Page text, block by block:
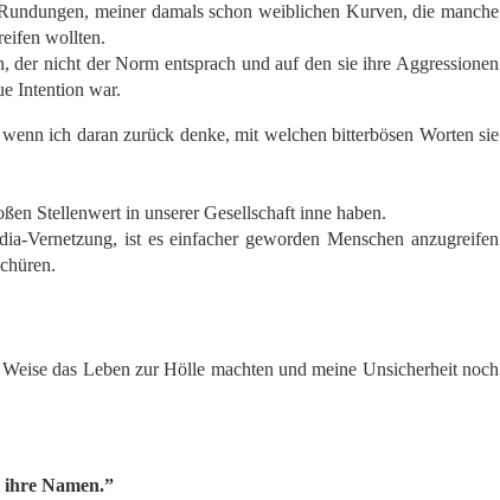
meiner damals schon weiblichen Kurven, die manche
wollten.
der nicht der Norm entsprach und auf den sie ihre Aggressionen
Intention war.
ich daran zurück denke, mit welchen bitterbösen Worten sie
Stellenwert in unserer Gesellschaft inne haben.
Vernetzung, ist es einfacher geworden Menschen anzugreifen
das Leben zur Hölle machten und meine Unsicherheit noch
ihre Namen.”